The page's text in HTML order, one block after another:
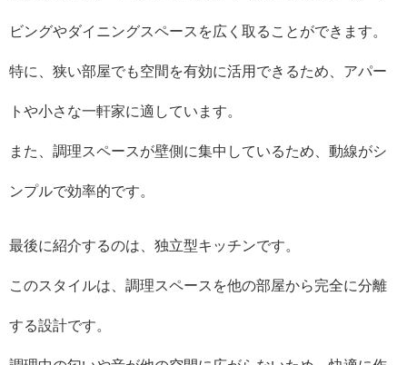
ビングやダイニングスペースを広く取ることができます。
特に、狭い部屋でも空間を有効に活用できるため、アパー
トや小さな一軒家に適しています。
また、調理スペースが壁側に集中しているため、動線がシ
ンプルで効率的です。
最後に紹介するのは、独立型キッチンです。
このスタイルは、調理スペースを他の部屋から完全に分離
する設計です。